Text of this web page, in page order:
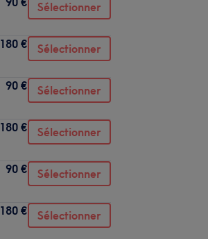
Sélectionner
180 € Sélectionner
90 € Sélectionner
180 € Sélectionner
90 € Sélectionner
180 € Sélectionner